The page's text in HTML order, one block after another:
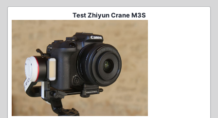
Test Zhiyun Crane M3S